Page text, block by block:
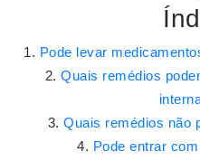
Pode levar
Quais remédios
Quais remédios não
Pode entrar